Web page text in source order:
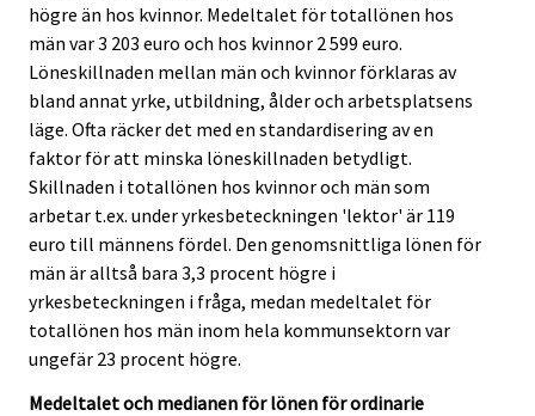
högre än hos kvinnor. Medeltalet för totallönen hos
män var 3 203 euro och hos kvinnor 2 599 euro.
Löneskillnaden mellan män och kvinnor förklaras av
bland annat yrke, utbildning, ålder och arbetsplatsens
läge. Ofta räcker det med en standardisering av en
faktor för att minska löneskillnaden betydligt.
Skillnaden i totallönen hos kvinnor och män som
arbetar t.ex. under yrkesbeteckningen 'lektor' är 119
euro till männens fördel. Den genomsnittliga lönen för
män är alltså bara 3,3 procent högre i
yrkesbeteckningen i fråga, medan medeltalet för
totallönen hos män inom hela kommunsektorn var
ungefär 23 procent högre.
Medeltalet och medianen för lönen för ordinarie